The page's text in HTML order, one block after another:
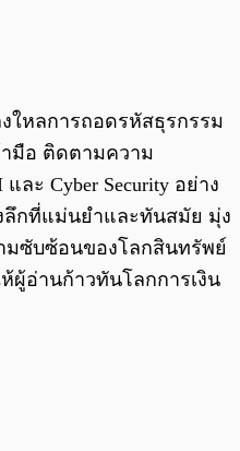
ใหลการถอดรหัสธุรกรรม
มือ ติดตามความ
ละ Cyber Security อย่าง
ลึกที่แม่นยำและทันสมัย มุ่ง
มซับซ้อนของโลกสินทรัพย์
ผู้อ่านก้าวทันโลกการเงิน